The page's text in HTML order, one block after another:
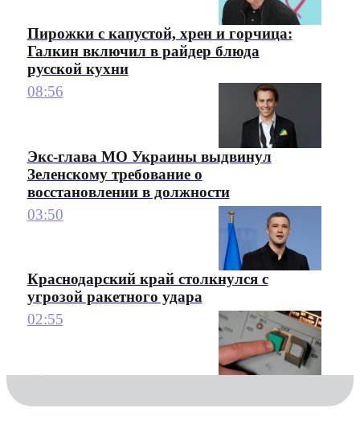
Пирожки с капустой, хрен и горчица:
Галкин включил в райдер блюда
русской кухни
08:56
Экс-глава МО Украины выдвинул
Зеленскому требование о
восстановлении в должности
03:50
Краснодарский край столкнулся с
угрозой ракетного удара
02:55